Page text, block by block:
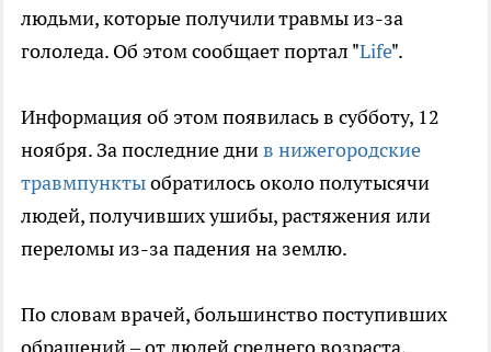
людьми, которые получили травмы из-за
гололеда. Об этом сообщает портал "Life".
Информация об этом появилась в субботу, 12
ноября. За последние днив нижегородские
травмпунктыобратилось около полутысячи
людей, получивших ушибы, растяжения или
переломы из-за падения на землю.
По словам врачей, большинство поступивших